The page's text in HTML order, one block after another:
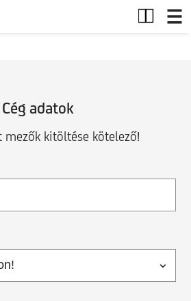
Cég adatok
kitöltése kötelező!